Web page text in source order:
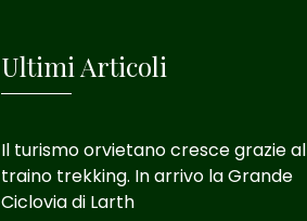
Ultimi Articoli
Il turismo orvietano cresce grazie al
traino trekking. In arrivo la Grande
Ciclovia di Larth